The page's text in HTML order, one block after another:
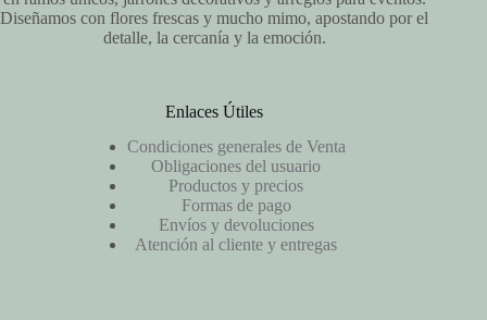
Diseñamos con flores frescas y mucho mimo, apostando por el
detalle, la cercanía y la emoción.
Enlaces Útiles
Condiciones generales de Venta
Obligaciones del usuario
Productos y precios
Formas de pago
Envíos y devoluciones
Atención al cliente y entregas